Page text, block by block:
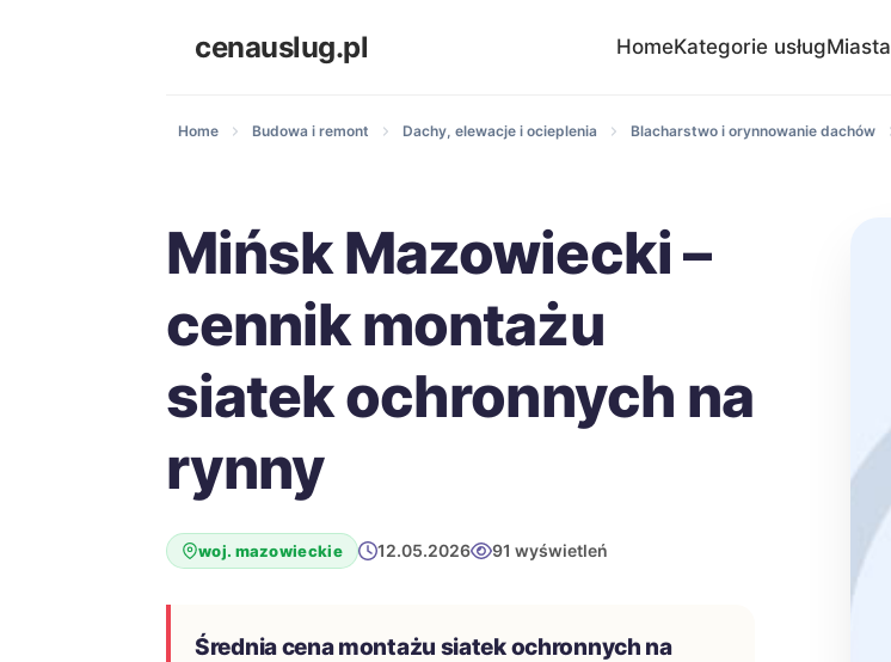
cenauslug.pl HomeKategorie usługMiasta
Home Budowa i remont Dachy, elewacje i ocieplenia Blacharstwo i orynnowanie dachów
Mińsk Mazowiecki –
cennik montażu
siatek ochronnych na
rynny
woj. mazowieckie 12.05.2026 91 wyświetleń
Średnia cena montażu siatek ochronnych na